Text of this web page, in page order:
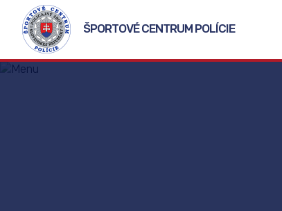
ŠPORTOVÉ CENTRUM POLÍCIE